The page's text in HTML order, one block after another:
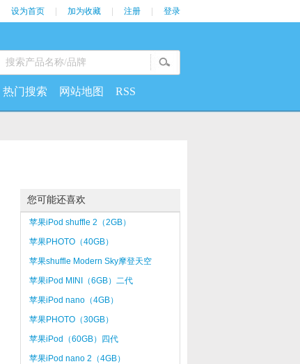
设为首页 加为收藏 注册 登录
热门搜索 网站地图 RSS
您可能还喜欢
苹果iPod shuffle 2（2GB）
苹果PHOTO（40GB）
苹果shuffle Modern Sky摩登天空
苹果iPod MINI（6GB）二代
苹果iPod nano（4GB）
苹果PHOTO（30GB）
苹果iPod（60GB）四代
苹果iPod nano 2（4GB）